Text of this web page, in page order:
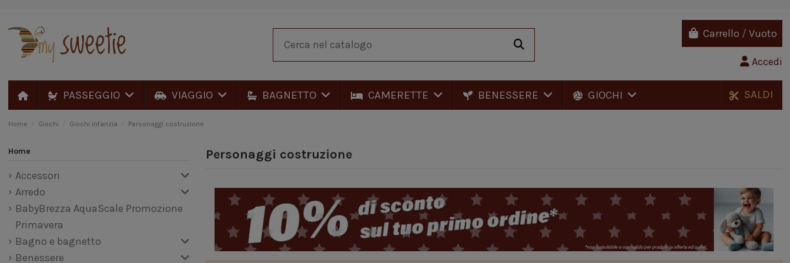
Carrello / Vuoto
Accedi
PASSEGGIO VIAGGIO BAGNETTO CAMERETTE BENESSERE GIOCHI SALDI
Home Giochi Giochi infanzia Personaggi costruzione
Personaggi costruzione
Home
Accessori
Arredo
BabyBrezza AquaScale Promozione
Primavera
Bagno e bagnetto
Benessere